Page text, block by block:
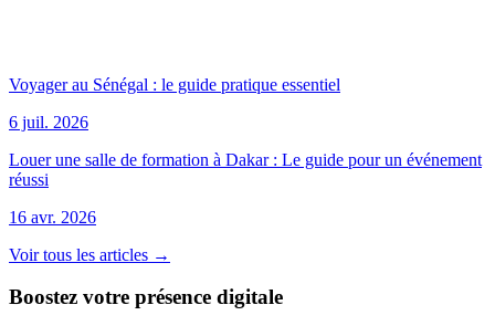
Voyager au Sénégal : le guide pratique essentiel
6 juil. 2026
Louer une salle de formation à Dakar : Le guide pour un événement
réussi
16 avr. 2026
Voir tous les articles →
Boostez votre présence digitale